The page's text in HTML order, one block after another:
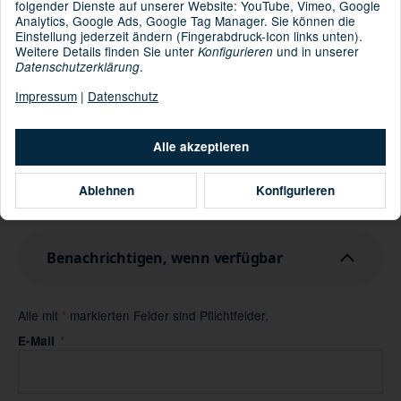
Material : 95% Polyester 5% Elastan
Informationen zur Produktsicherheit
Hersteller/EU Verantwortliche Person
Momentan nicht verfügbar
Benachrichtigung anfordern
Benachrichtigen, wenn verfügbar
Benachrichtigen, wenn verfügbar
Alle mit * markierten Felder sind Pflichtfelder.
E-Mail
Alle akzeptieren
Ablehnen Konfigurieren
folgender Dienste auf unserer Website: YouTube, Vimeo, Google
Analytics, Google Ads, Google Tag Manager. Sie können die
Einstellung jederzeit ändern (Fingerabdruck-Icon links unten).
Weitere Details finden Sie unter Konfigurieren und in unserer
Datenschutzerklärung.
Impressum | Datenschutz